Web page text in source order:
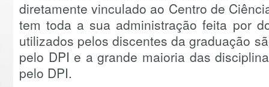
diretamente vinculado ao Centro de
tem toda a sua administração feita por
utilizados pelos discentes da graduação
pelo DPI e a grande maioria das
pelo DPI.